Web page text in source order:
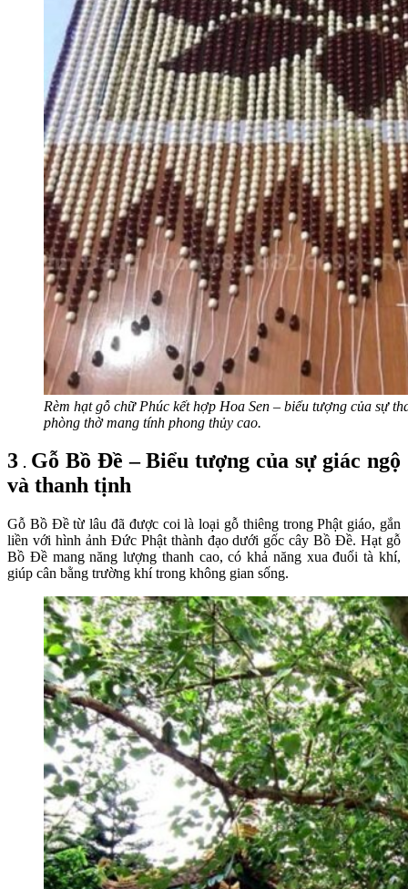
Rèm hạt gỗ chữ Phúc kết hợp Hoa Sen – biểu tượng của sự
phòng thờ mang tính phong thủy cao.
3 . Gỗ Bồ Đề – Biểu tượng của sự giác ngộ
và thanh tịnh
Gỗ Bồ Đề từ lâu đã được coi là loại gỗ thiêng trong Phật giáo, gắn
liền với hình ảnh Đức Phật thành đạo dưới gốc cây Bồ Đề. Hạt gỗ
Bồ Đề mang năng lượng thanh cao, có khả năng xua đuổi tà khí,
giúp cân bằng trường khí trong không gian sống.